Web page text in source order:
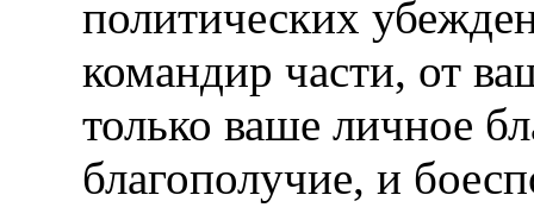
политических
командир части, от
только ваше личное
благополучие, и